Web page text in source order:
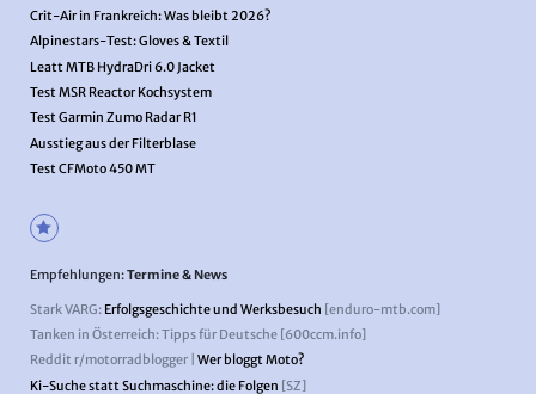
Crit-Air in Frankreich: Was bleibt 2026?
Alpinestars-Test: Gloves & Textil
Leatt MTB HydraDri 6.0 Jacket
Test MSR Reactor Kochsystem
Test Garmin Zumo Radar R1
Ausstieg aus der Filterblase
Test CFMoto 450 MT
Empfehlungen:Termine & News
Stark VARG: Erfolgsgeschichte und Werksbesuch [enduro-mtb.com]
Tanken in Österreich: Tipps für Deutsche [600ccm.info]
Reddit r/motorradblogger | Wer bloggt Moto?
Ki-Suche statt Suchmaschine: die Folgen [SZ]